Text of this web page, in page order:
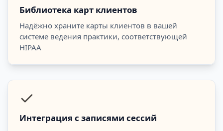
Библиотека карт клиентов
Надёжно храните карты клиентов в вашей
системе ведения практики, соответствующей
HIPAA
Интеграция с записями сессий